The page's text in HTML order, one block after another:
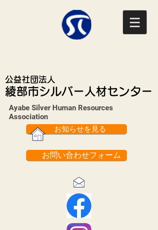
公益社団法人
綾部市シルバー人材センター
Ayabe Silver Human Resources
Association​
お知らせを見る
お問い合わせフォーム